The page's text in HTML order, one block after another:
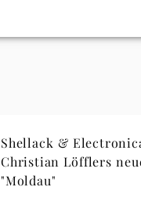
Shellack &
Christian Löfflers
"Moldau"